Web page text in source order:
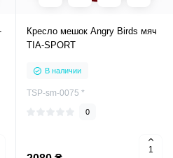
Кресло мешок Angry Birds мяч
TIA-SPORT
В наличии
TSP-sm-0075 *
0